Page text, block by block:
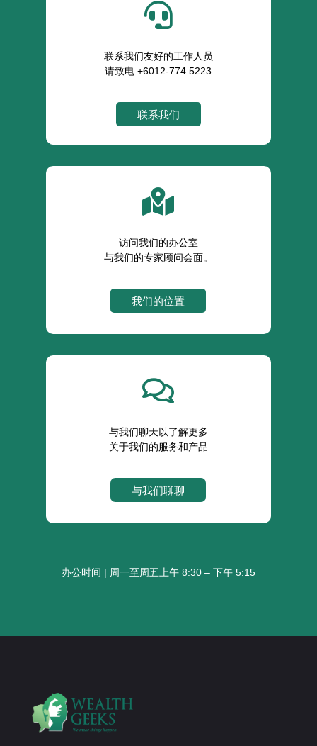

联系我们友好的工作人员
请致电 +6012-774 5223
联系我们

访问我们的办公室
与我们的专家顾问会面。
我们的位置

与我们聊天以了解更多
关于我们的服务和产品
与我们聊聊
办公时间 | 周一至周五上午 8:30 – 下午 5:15